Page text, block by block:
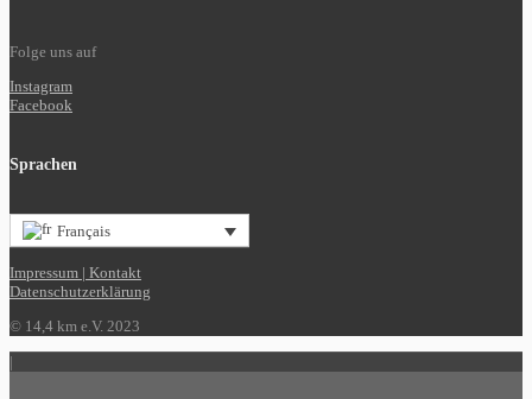
Folge uns auf
Instagram
Facebook
Sprachen
Français
Impressum | Kontakt
Datenschutzerklärung
© 14,4 km e.V. 2023
|